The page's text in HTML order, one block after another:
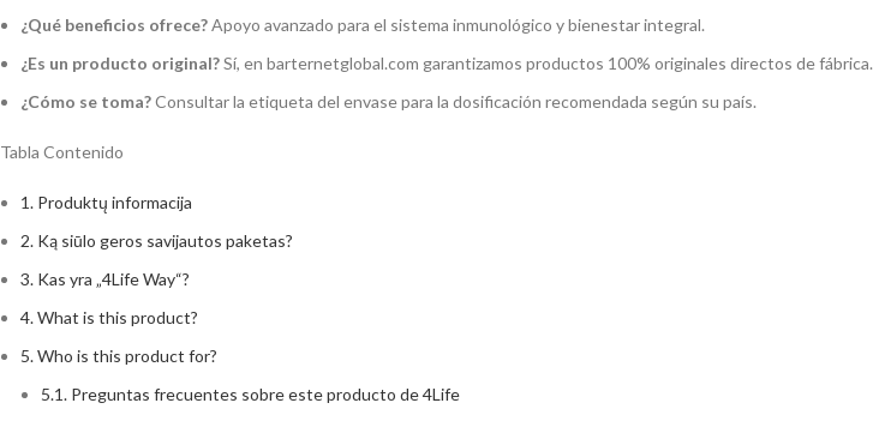
¿Qué beneficios ofrece?Apoyo avanzado para el sistema inmunológico y bienestar integral.
¿Es un producto original?Sí, en barternetglobal.com garantizamos productos 100% originales directos de fábrica.
¿Cómo se toma?Consultar la etiqueta del envase para la dosificación recomendada según su país.
Tabla Contenido
1. Produktų informacija
2. Ką siūlo geros savijautos paketas?
3. Kas yra „4Life Way“?
4.What is this product?
5.Who is this product for?
5.1. Preguntas frecuentes sobre este producto de 4Life